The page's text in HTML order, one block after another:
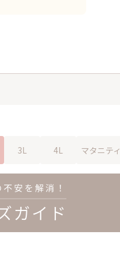
3L 4L マタニティ